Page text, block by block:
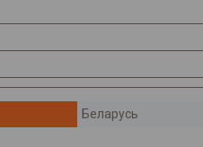
Беларусь